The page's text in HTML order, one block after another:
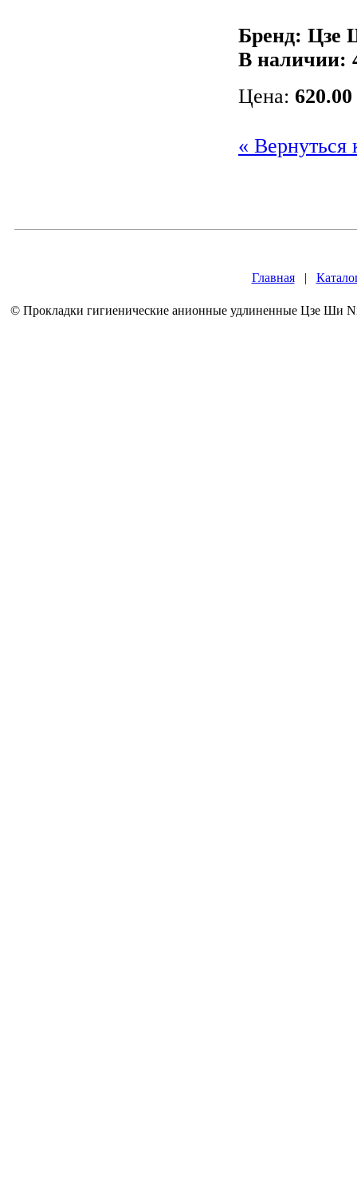
Бренд: Цзе
В наличии:
Цена:
« Вернуться
Главная|
© Прокладки гигиенические анионные удлиненные Цзе Ши